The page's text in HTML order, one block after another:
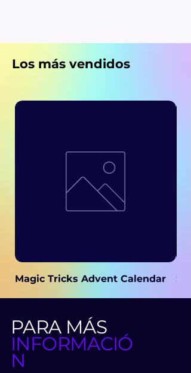
Los más vendidos
Magic Tricks Advent Calendar
PARA MÁS
INFORMACIÓ
N